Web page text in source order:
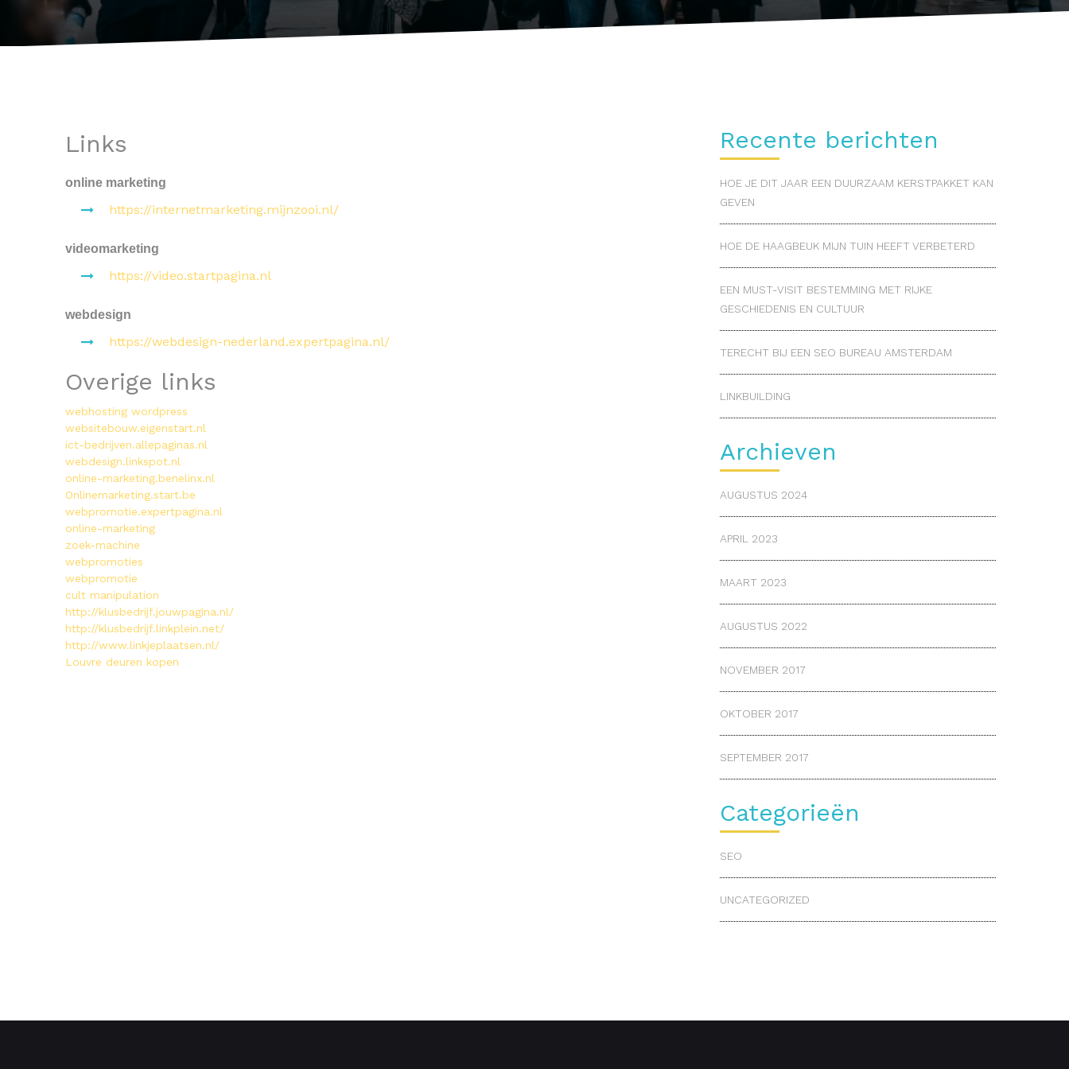
Links
online marketing
https://internetmarketing.mijnzooi.nl/
videomarketing
https://video.startpagina.nl
webdesign
https://webdesign-nederland.expertpagina.nl/
Overige links
webhosting wordpress
websitebouw.eigenstart.nl
ict-bedrijven.allepaginas.nl
webdesign.linkspot.nl
online-marketing.benelinx.nl
Onlinemarketing.start.be
webpromotie.expertpagina.nl
online-marketing
zoek-machine
webpromoties
webpromotie
cult manipulation
http://klusbedrijf.jouwpagina.nl/
http://klusbedrijf.linkplein.net/
http://www.linkjeplaatsen.nl/
Louvre deuren kopen
Recente berichten
HOE JE DIT JAAR EEN DUURZAAM KERSTPAKKET KAN
GEVEN
HOE DE HAAGBEUK MIJN TUIN HEEFT VERBETERD
EEN MUST-VISIT BESTEMMING MET RIJKE
GESCHIEDENIS EN CULTUUR
TERECHT BIJ EEN SEO BUREAU AMSTERDAM
LINKBUILDING
Archieven
AUGUSTUS 2024
APRIL 2023
MAART 2023
AUGUSTUS 2022
NOVEMBER 2017
OKTOBER 2017
SEPTEMBER 2017
Categorieën
SEO
UNCATEGORIZED